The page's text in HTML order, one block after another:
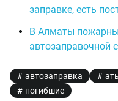
заправке, есть
В Алматы
автозаправочной
автозаправка
погибшие